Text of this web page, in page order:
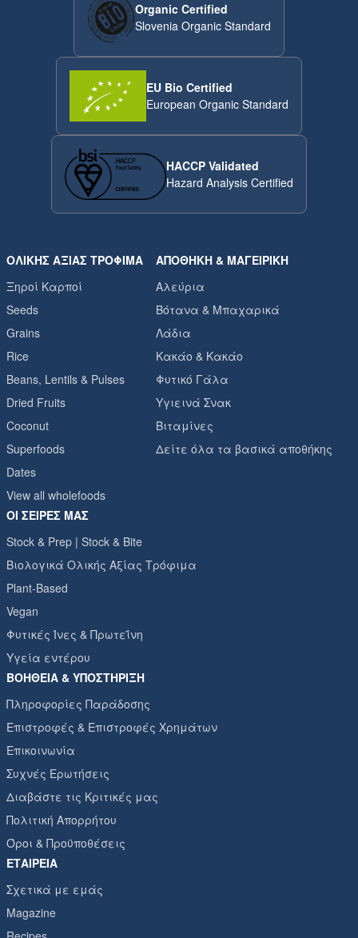
Organic Certified
Slovenia Organic Standard
EU Bio Certified
European Organic Standard
HACCP Validated
Hazard Analysis Certified
ΟΛΙΚΉΣ ΑΞΊΑΣ ΤΡΌΦΙΜΑ
Ξηροί Καρποί
Seeds
Grains
Rice
Beans, Lentils & Pulses
Dried Fruits
Coconut
Superfoods
Dates
View all wholefoods
ΑΠΟΘΉΚΗ & ΜΑΓΕΙΡΙΚΉ
Αλεύρια
Βότανα & Μπαχαρικά
Λάδια
Κακάο & Κακάο
Φυτικό Γάλα
Υγιεινά Σνακ
Βιταμίνες
Δείτε όλα τα βασικά αποθήκης
ΟΙ ΣΕΙΡΈΣ ΜΑΣ
Stock & Prep | Stock & Bite
Βιολογικά Ολικής Αξίας Τρόφιμα
Plant-Based
Vegan
Φυτικές Ίνες & Πρωτεΐνη
Υγεία εντέρου
ΒΟΉΘΕΙΑ & ΥΠΟΣΤΉΡΙΞΗ
Πληροφορίες Παράδοσης
Επιστροφές & Επιστροφές Χρημάτων
Επικοινωνία
Συχνές Ερωτήσεις
Διαβάστε τις Κριτικές μας
Πολιτική Απορρήτου
Όροι & Προϋποθέσεις
ΕΤΑΙΡΕΊΑ
Σχετικά με εμάς
Magazine